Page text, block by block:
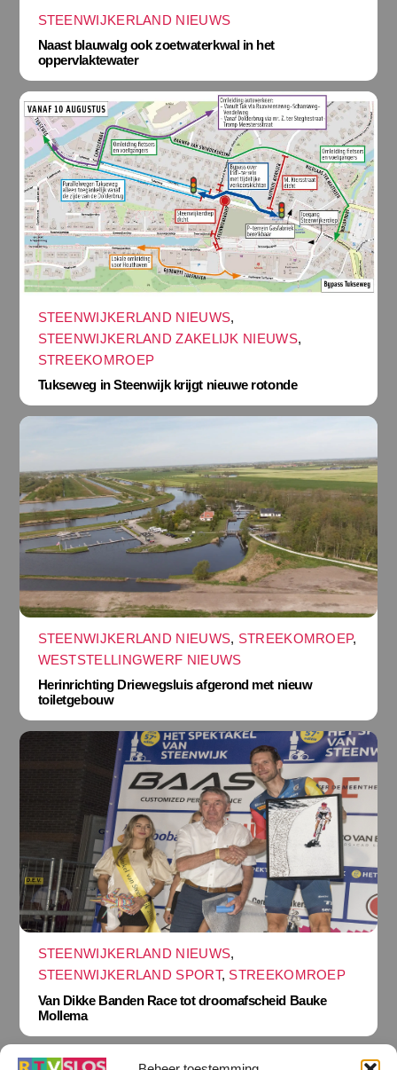
STEENWIJKERLAND NIEUWS
Naast blauwalg ook zoetwaterkwal in het
oppervlaktewater
STEENWIJKERLAND NIEUWS,
STEENWIJKERLAND ZAKELIJK NIEUWS,
STREEKOMROEP
Tukseweg in Steenwijk krijgt nieuwe rotonde
STEENWIJKERLAND NIEUWS, STREEKOMROEP,
WESTSTELLINGWERF NIEUWS
Herinrichting Driewegsluis afgerond met nieuw
toiletgebouw
STEENWIJKERLAND NIEUWS,
STEENWIJKERLAND SPORT, STREEKOMROEP
Van Dikke Banden Race tot droomafscheid Bauke
Mollema